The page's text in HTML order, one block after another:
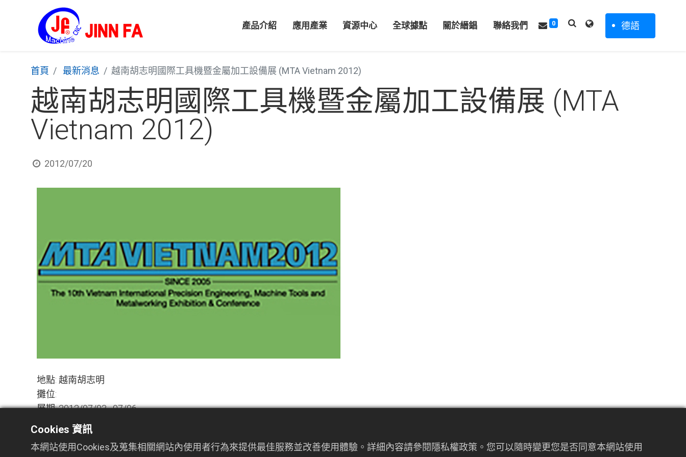
產品介紹 應用產業 資源中心 全球據點 關於縉錩 聯絡我們 0 德語
首頁 最新消息 越南胡志明國際工具機暨金屬加工設備展 (MTA Vietnam 2012)
越南胡志明國際工具機暨金屬加工設備展 (MTA
Vietnam 2012)
2012/07/20
地點: 越南胡志明
攤位:
展期: 2012/07/03~07/06
網站連結
Cookies 資訊
本網站使用Cookies及蒐集相關網站內使用者行為來提供最佳服務並改善使用體驗。詳細內容請參閱隱私權政策。您可以隨時變更您是否同意本網站使用